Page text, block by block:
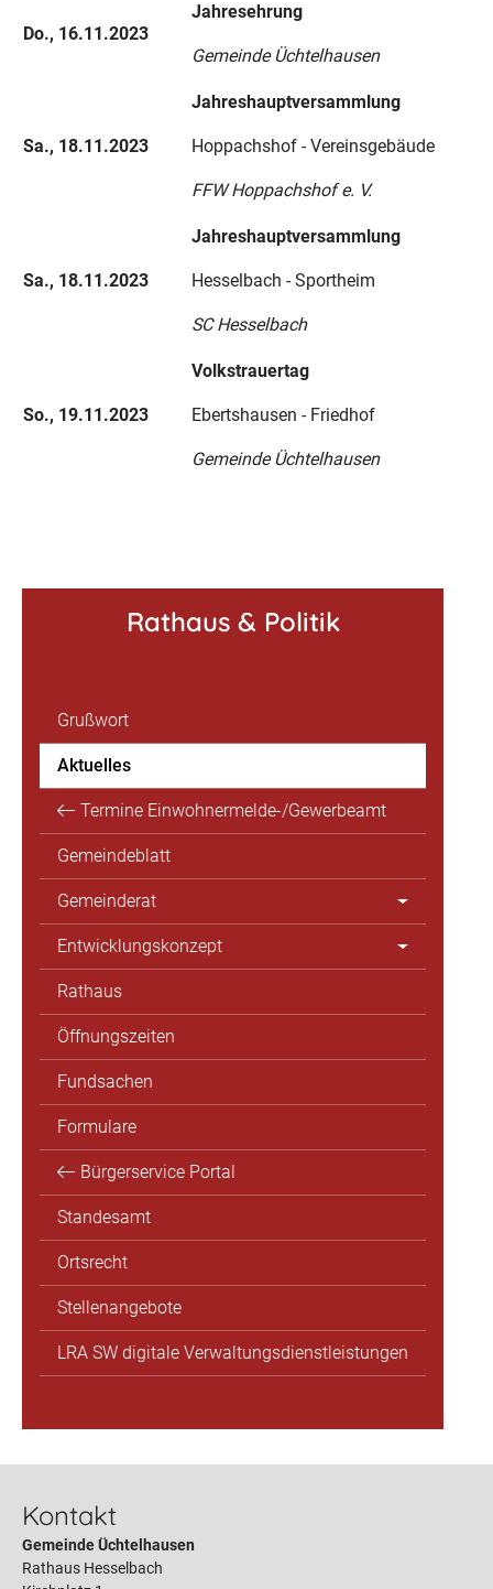
Do., 16.11.2023
Jahresehrung
Gemeinde Üchtelhausen
Sa., 18.11.2023
Jahreshauptversammlung
Hoppachshof - Vereinsgebäude
FFW Hoppachshof e. V.
Sa., 18.11.2023
Jahreshauptversammlung
Hesselbach - Sportheim
SC Hesselbach
So., 19.11.2023
Volkstrauertag
Ebertshausen - Friedhof
Gemeinde Üchtelhausen
Rathaus & Politik
Grußwort
Aktuelles
Termine Einwohnermelde-/Gewerbeamt
Gemeindeblatt
Gemeinderat
Entwicklungskonzept
Rathaus
Öffnungszeiten
Fundsachen
Formulare
Bürgerservice Portal
Standesamt
Ortsrecht
Stellenangebote
LRA SW digitale Verwaltungsdienstleistungen
Kontakt
Gemeinde Üchtelhausen
Rathaus Hesselbach